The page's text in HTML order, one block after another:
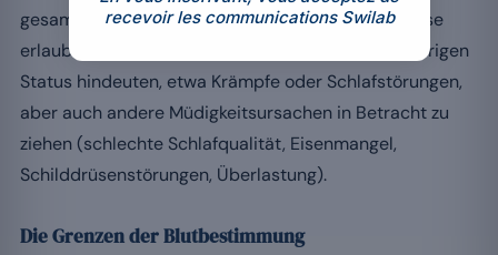
gesamte Symptombild. Eine ausführliche Anamnese
erlaubt es, Zeichen zu erkennen, die auf einen niedrigen
Status hindeuten, etwa Krämpfe oder Schlafstörungen,
aber auch andere Müdigkeitsursachen in Betracht zu
ziehen (schlechte Schlafqualität, Eisenmangel,
Schilddrüsenstörungen, Überlastung).
Die Grenzen der Blutbestimmung
recevoir les communications Swilab